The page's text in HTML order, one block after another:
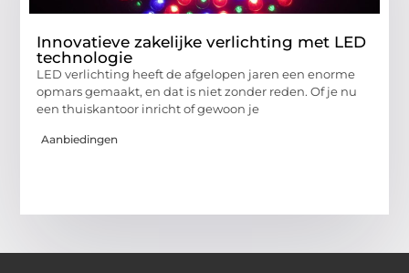
Innovatieve zakelijke verlichting met LED
technologie
LED verlichting heeft de afgelopen jaren een enorme
opmars gemaakt, en dat is niet zonder reden. Of je nu
een thuiskantoor inricht of gewoon je
Aanbiedingen